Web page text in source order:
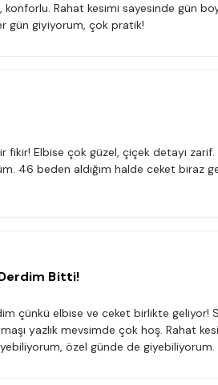
konforlu. Rahat kesimi sayesinde gün
gün giyiyorum, çok pratik!
fikir! Elbise çok güzel, çiçek detayı
46 beden aldığım halde ceket biraz
Bitti!
çünkü elbise ve ceket birlikte
yazlık mevsimde çok hoş. Rahat
özel günde de giyebiliyorum.